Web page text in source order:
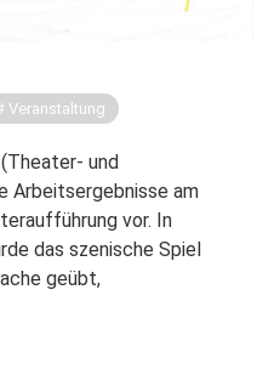
Veranstaltung
und
Arbeitsergebnisse am
vor. In
das szenische Spiel
geübt,